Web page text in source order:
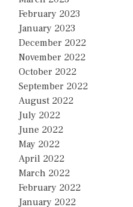
February 2023
January 2023
December 2022
November 2022
October 2022
September 2022
August 2022
July 2022
June 2022
May 2022
April 2022
March 2022
February 2022
January 2022